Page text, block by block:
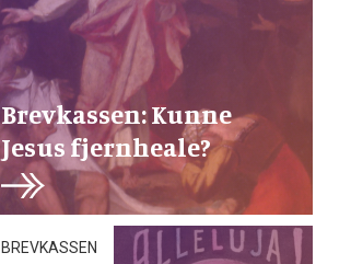
Brevkassen: Kunne
Jesus fjernheale?
BREVKASSEN